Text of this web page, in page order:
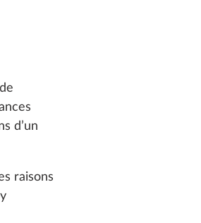
d’un
raisons